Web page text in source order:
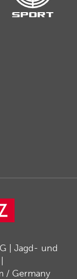
| Jagd- und
/ Germany